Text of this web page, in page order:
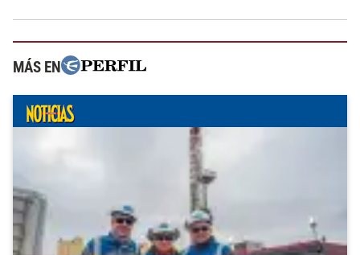
MÁS EN